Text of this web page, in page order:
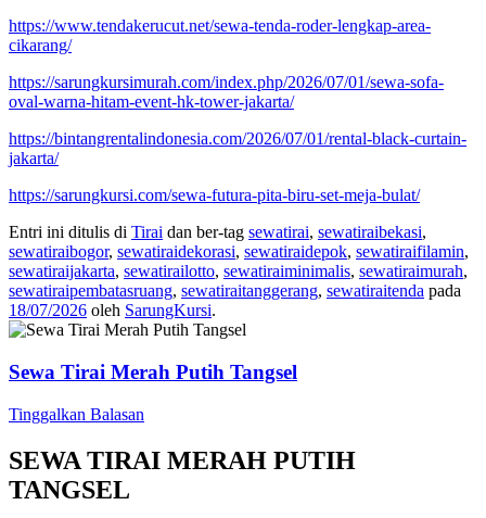
https://www.tendakerucut.net/sewa-tenda-roder-lengkap-area-
cikarang/
https://sarungkursimurah.com/index.php/2026/07/01/sewa-sofa-
oval-warna-hitam-event-hk-tower-jakarta/
https://bintangrentalindonesia.com/2026/07/01/rental-black-curtain-
jakarta/
https://sarungkursi.com/sewa-futura-pita-biru-set-meja-bulat/
Entri ini ditulis di Tirai dan ber-tag sewatirai, sewatiraibekasi,
sewatiraibogor, sewatiraidekorasi, sewatiraidepok, sewatiraifilamin,
sewatiraijakarta, sewatirailotto, sewatiraiminimalis, sewatiraimurah,
sewatiraipembatasruang, sewatiraitanggerang, sewatiraitenda pada
18/07/2026 oleh SarungKursi.
Sewa Tirai Merah Putih Tangsel
Tinggalkan Balasan
SEWA TIRAI MERAH PUTIH
TANGSEL